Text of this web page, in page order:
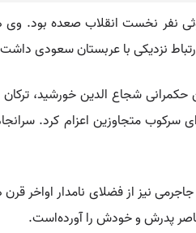
نفر نخست انقلاب صعده بود. وی
نزدیکی با عربستان سعودی
شجاع الدین خورشید، ترکان
سرکوب متجاوزین اعزام کرد.
نیز از فضلای نامدار اواخر
پدرش و خودش را آورده‌است.